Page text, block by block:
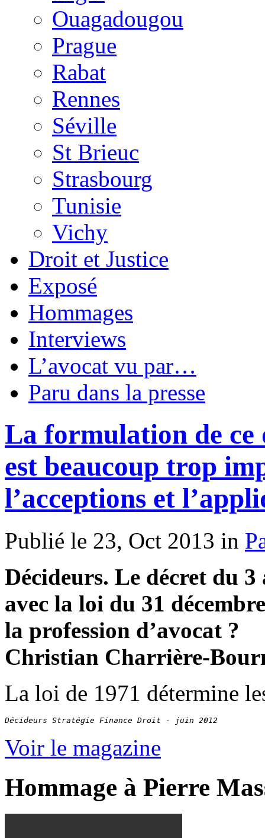
Ouagadougou
Prague
Rabat
Rennes
Séville
St Brieuc
Strasbourg
Tunisie
Vichy
Droit et Justice
Exposé
Hommages
Interviews
L’avocat vu par…
Paru dans la presse
La formulation de ce
est beaucoup trop
l’acceptions et
Publié le 23, Oct 2013 in
Décideurs. Le décret du
avec la loi du 31
la profession d’avocat ?
Christian Charrière-
La loi de 1971 détermine
Décideurs Stratégie Finance Droit - juin 2012
Voir le magazine
Hommage à Pierre